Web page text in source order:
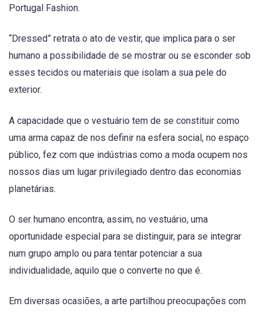
Portugal Fashion.
“Dressed” retrata o ato de vestir, que implica para o ser
humano a possibilidade de se mostrar ou se esconder sob
esses tecidos ou materiais que isolam a sua pele do
exterior.
A capacidade que o vestuário tem de se constituir como
uma arma capaz de nos definir na esfera social, no espaço
público, fez com que indústrias como a moda ocupem nos
nossos dias um lugar privilegiado dentro das economias
planetárias.
O ser humano encontra, assim, no vestuário, uma
oportunidade especial para se distinguir, para se integrar
num grupo amplo ou para tentar potenciar a sua
individualidade, aquilo que o converte no que é.
Em diversas ocasiões, a arte partilhou preocupações com